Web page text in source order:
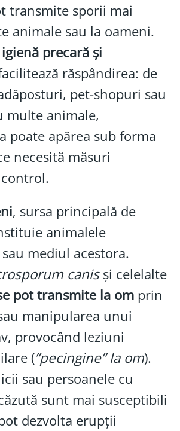
transmite sporii mai
animale sau la oameni.
igienă precară și
răspândirea: de
pet-shopuri sau
multe animale,
poate apărea sub forma
necesită măsuri
, sursa principală de
animalele
mediul acestora.
canisși celelalte
pot transmite la om prin
manipularea unui
provocând leziuni
(”pecingine” la om).
sau persoanele cu
sunt mai susceptibili
dezvolta erupții